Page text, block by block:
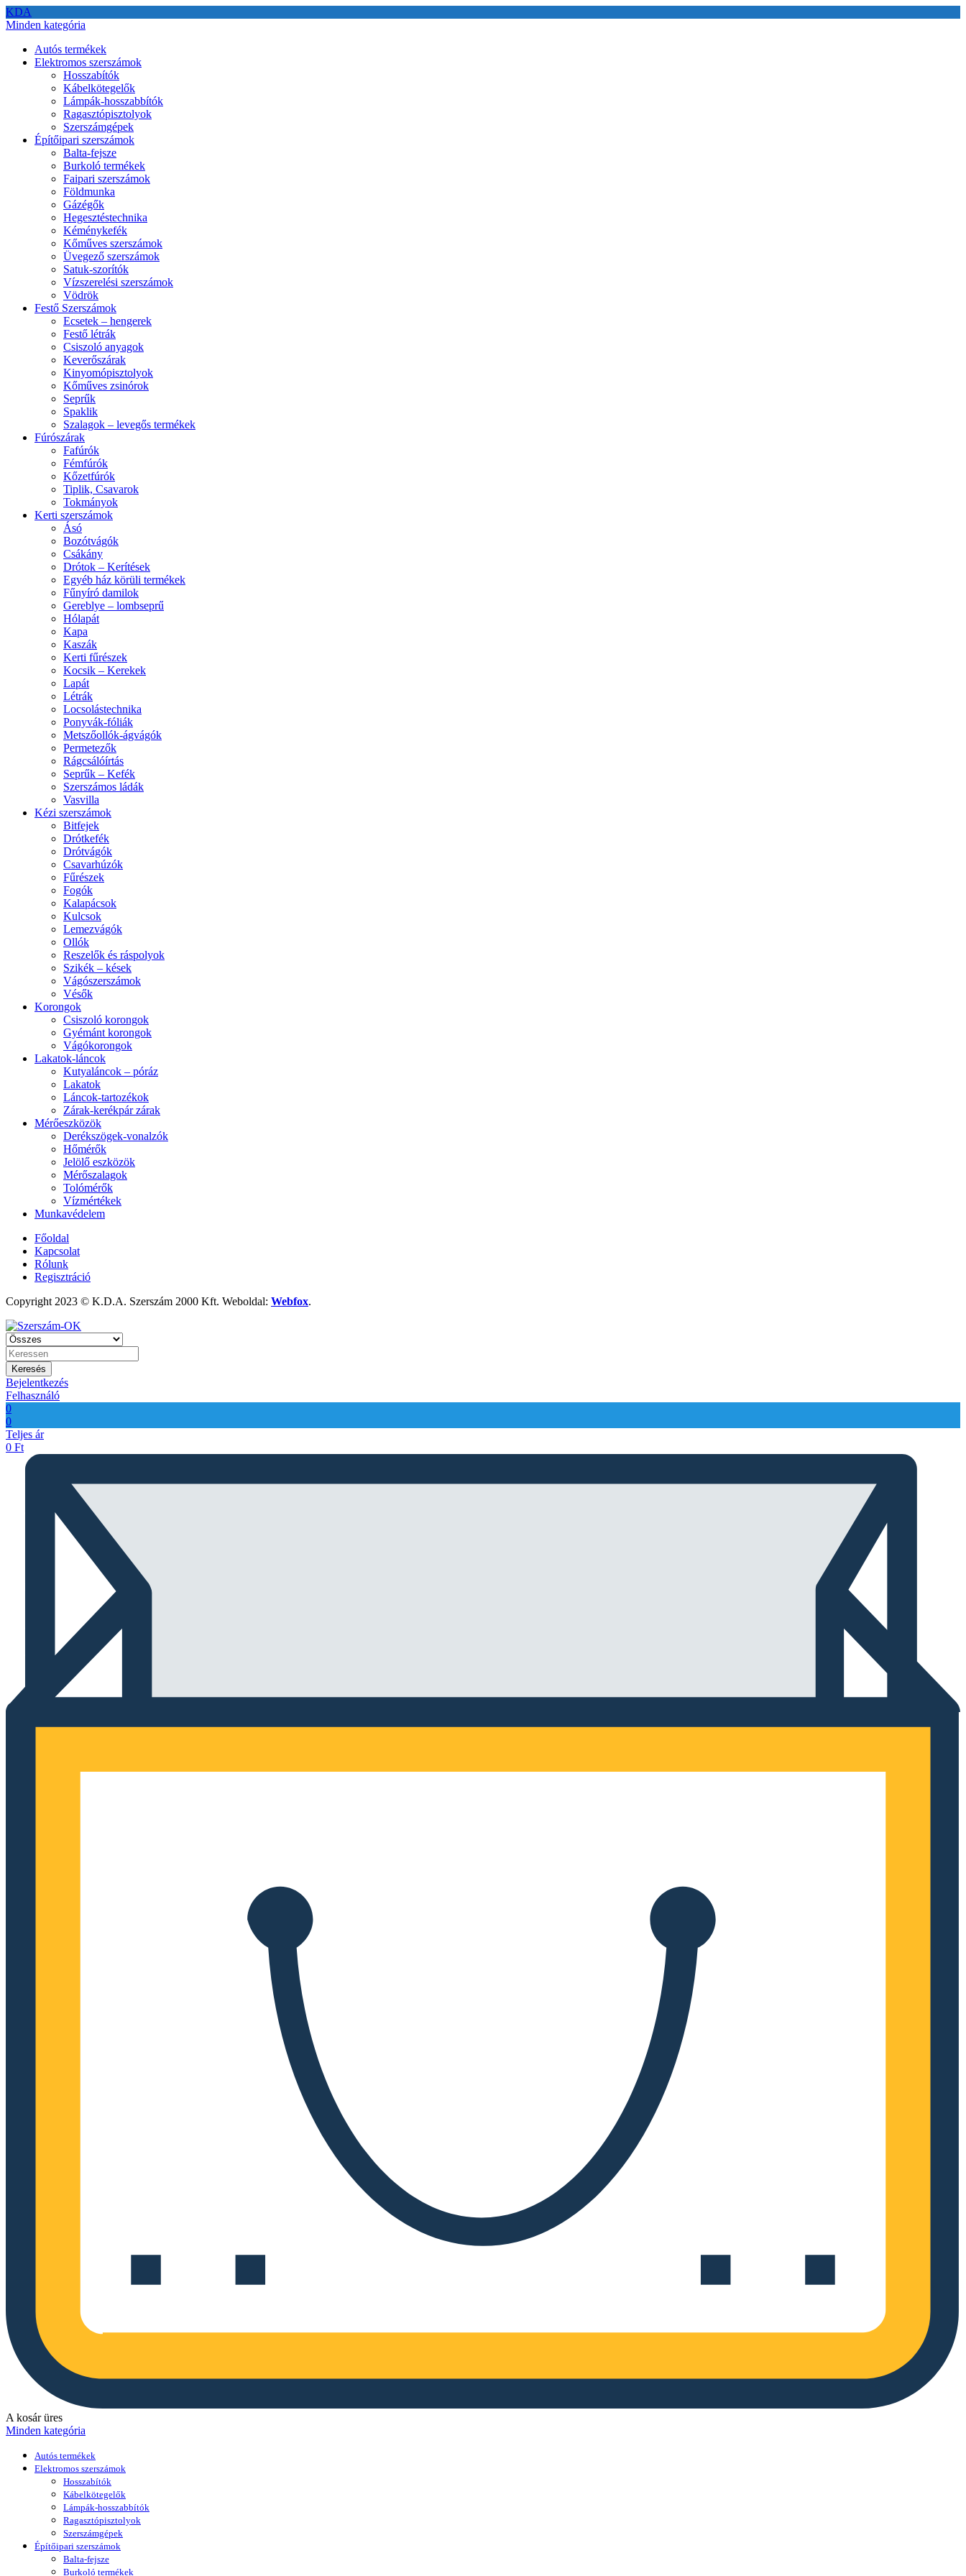
KDA
Minden kategória
Autós termékek
Elektromos szerszámok
Hosszabítók
Kábelkötegelők
Lámpák-hosszabbítók
Ragasztópisztolyok
Szerszámgépek
Építőipari szerszámok
Balta-fejsze
Burkoló termékek
Faipari szerszámok
Földmunka
Gázégők
Hegesztéstechnika
Kéménykefék
Kőműves szerszámok
Üvegező szerszámok
Satuk-szorítók
Vízszerelési szerszámok
Vödrök
Festő Szerszámok
Ecsetek – hengerek
Festő létrák
Csiszoló anyagok
Keverőszárak
Kinyomópisztolyok
Kőműves zsinórok
Seprűk
Spaklik
Szalagok – levegős termékek
Fúrószárak
Fafúrók
Fémfúrók
Kőzetfúrók
Tiplik, Csavarok
Tokmányok
Kerti szerszámok
Ásó
Bozótvágók
Csákány
Drótok – Kerítések
Egyéb ház körüli termékek
Fűnyíró damilok
Gereblye – lombseprű
Hólapát
Kapa
Kaszák
Kerti fűrészek
Kocsik – Kerekek
Lapát
Létrák
Locsolástechnika
Ponyvák-fóliák
Metszőollók-ágvágók
Permetezők
Rágcsálóírtás
Seprűk – Kefék
Szerszámos ládák
Vasvilla
Kézi szerszámok
Bitfejek
Drótkefék
Drótvágók
Csavarhúzók
Fűrészek
Fogók
Kalapácsok
Kulcsok
Lemezvágók
Ollók
Reszelők és ráspolyok
Szikék – kések
Vágószerszámok
Vésők
Korongok
Csiszoló korongok
Gyémánt korongok
Vágókorongok
Lakatok-láncok
Kutyaláncok – póráz
Lakatok
Láncok-tartozékok
Zárak-kerékpár zárak
Mérőeszközök
Derékszögek-vonalzók
Hőmérők
Jelölő eszközök
Mérőszalagok
Tolómérők
Vízmértékek
Munkavédelem
Főoldal
Kapcsolat
Rólunk
Regisztráció
Copyright 2023 © K.D.A. Szerszám 2000 Kft. Weboldal: Webfox.
Keresés
Bejelentkezés
Felhasználó
0
0
Teljes ár
0 Ft
A kosár üres
Minden kategória
Autós termékek
Elektromos szerszámok
Hosszabítók
Kábelkötegelők
Lámpák-hosszabbítók
Ragasztópisztolyok
Szerszámgépek
Építőipari szerszámok
Balta-fejsze
Burkoló termékek